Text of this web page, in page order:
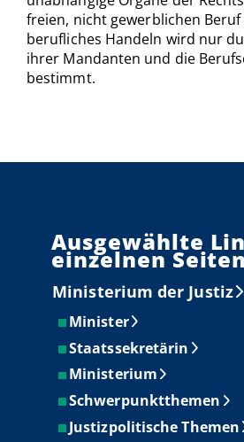
Zum
aktuellen
Inhalt
Zu
ausgewählten
freien, nicht gewerblichen
berufliches Handeln wird nur
ihrer Mandanten und die
bestimmt.
Ausgewählte
einzelnen
Ministerium der Justiz
Minister
Staatssekretärin
Ministerium
Schwerpunktthemen
Justizpolitische Themen